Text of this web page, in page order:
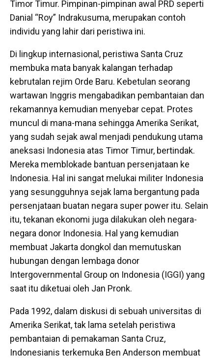
Timor Timur. Pimpinan-pimpinan awal PRD seperti
Danial “Roy” Indrakusuma, merupakan contoh
individu yang lahir dari peristiwa ini.
Di lingkup internasional, peristiwa Santa Cruz
membuka mata banyak kalangan terhadap
kebrutalan rejim Orde Baru. Kebetulan seorang
wartawan Inggris mengabadikan pembantaian dan
rekamannya kemudian menyebar cepat. Protes
muncul di mana-mana sehingga Amerika Serikat,
yang sudah sejak awal menjadi pendukung utama
aneksasi Indonesia atas Timor Timur, bertindak.
Mereka memblokade bantuan persenjataan ke
Indonesia. Hal ini sangat melukai militer Indonesia
yang sesungguhnya sejak lama bergantung pada
persenjataan buatan negara super power itu. Selain
itu, tekanan ekonomi juga dilakukan oleh negara-
negara donor Indonesia. Hal yang kemudian
membuat Jakarta dongkol dan memutuskan
hubungan dengan lembaga donor
Intergovernmental Group on Indonesia (IGGI) yang
saat itu diketuai oleh Jan Pronk.
Pada 1992, dalam diskusi di sebuah universitas di
Amerika Serikat, tak lama setelah peristiwa
pembantaian di pemakaman Santa Cruz,
Indonesianis terkemuka Ben Anderson membuat